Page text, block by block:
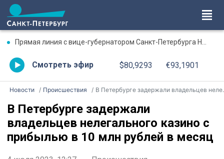
Прямая линия с вице-губернатором Санкт-Петербурга Натальей Чечиной. Смотрите сегодня в 19:00
Смотреть эфир $80,9293 €93,1901
Новости Происшествия В Петербурге задержали владельцев нелегального казино с прибылью в 10 млн рублей в месяц
В Петербурге задержали
владельцев нелегального казино с
прибылью в 10 млн рублей в месяц